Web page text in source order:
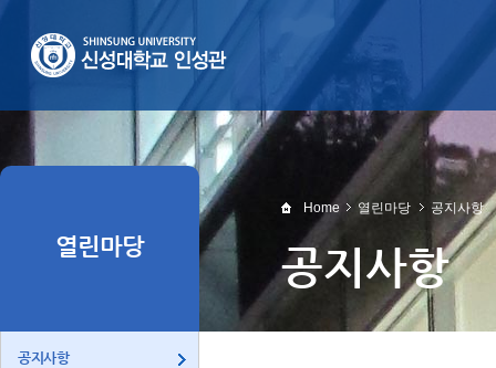
열린마당
공지사항
Home 열린마당 공지사항
공지사항